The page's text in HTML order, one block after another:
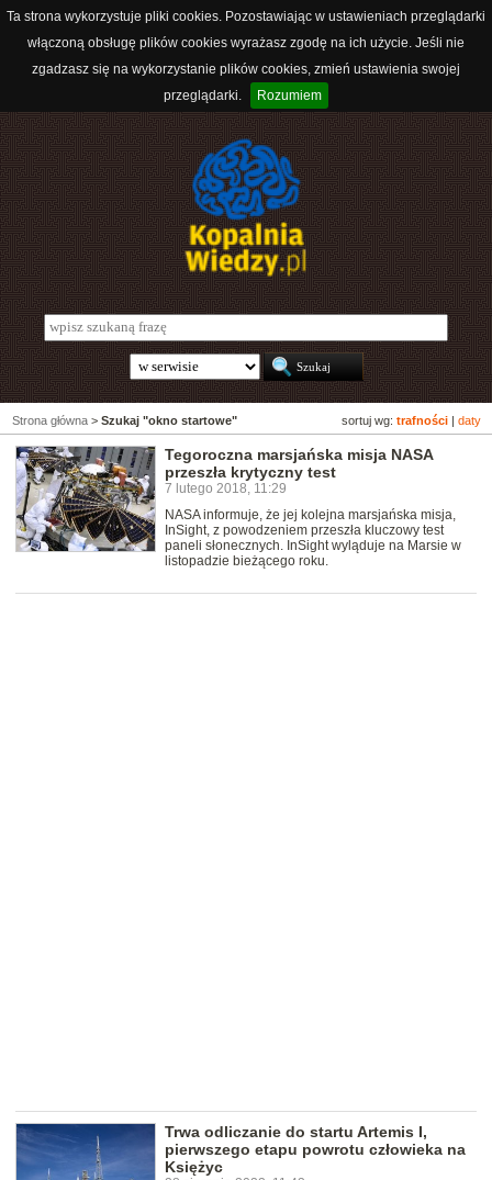
Ta strona wykorzystuje pliki cookies. Pozostawiając w ustawieniach przeglądarki
włączoną obsługę plików cookies wyrażasz zgodę na ich użycie. Jeśli nie
zgadzasz się na wykorzystanie plików cookies, zmień ustawienia swojej
przeglądarki.
Rozumiem
sortuj wg: trafności daty
Strona główna > Szukaj "okno startowe"
Tegoroczna marsjańska misja NASA
przeszła krytyczny test
7 lutego 2018, 11:29
NASA informuje, że jej kolejna marsjańska misja,
InSight, z powodzeniem przeszła kluczowy test
paneli słonecznych. InSight wyląduje na Marsie w
listopadzie bieżącego roku.
Trwa odliczanie do startu Artemis I,
pierwszego etapu powrotu człowieka na
Księżyc